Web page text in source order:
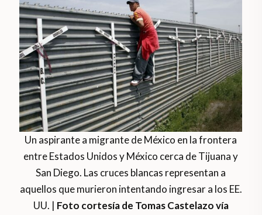
Un aspirante a migrante de México en la frontera
entre Estados Unidos y México cerca de Tijuana y
San Diego. Las cruces blancas representan a
aquellos que murieron intentando ingresar a los EE.
UU. | Foto cortesía de Tomas Castelazo vía